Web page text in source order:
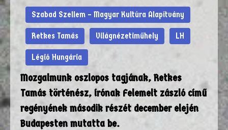
Szabad Szellem – Magyar Kultúra Alapítvány
Retkes Tamás Világnézetiműhely LH
Légió Hungária
Mozgalmunk oszlopos tagjának, Retkes
Tamás történész, írónak Felemelt zászló című
regényének második részét december elején
Budapesten mutatta be.